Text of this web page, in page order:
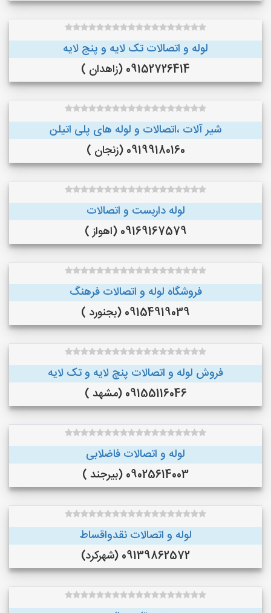
لوله و اتصالات تک لایه و پنج لایه
09152726414 (زاهدان )
شیر آلات ،اتصالات و لوله های پلی اتیلن
09199180160 (زنجان )
لوله داربست و اتصالات
09169167579 (اهواز )
فروشگاه لوله و اتصالات فرهنگ
09154919039 (بجنورد )
فروش لوله و اتصالات پنچ لایه و تک لایه
09155116046 (مشهد )
لوله و اتصالات فاضلابی
09025614003 (بیرجند )
لوله و اتصالات نقدواقساط
09139862572 (شهرکرد)